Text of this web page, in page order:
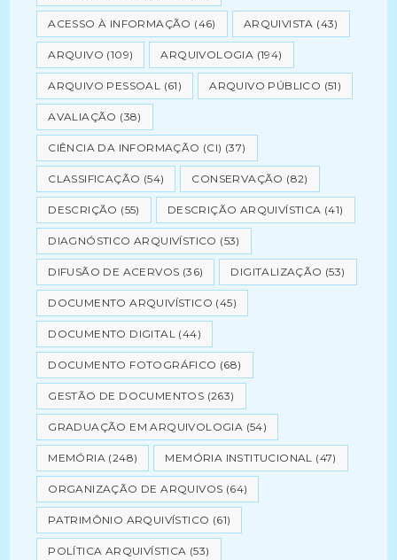
ACESSO À INFORMAÇÃO (46) ARQUIVISTA (43)
ARQUIVO (109) ARQUIVOLOGIA (194)
ARQUIVO PESSOAL (61) ARQUIVO PÚBLICO (51)
AVALIAÇÃO (38)
CIÊNCIA DA INFORMAÇÃO (CI) (37)
CLASSIFICAÇÃO (54) CONSERVAÇÃO (82)
DESCRIÇÃO (55) DESCRIÇÃO ARQUIVÍSTICA (41)
DIAGNÓSTICO ARQUIVÍSTICO (53)
DIFUSÃO DE ACERVOS (36) DIGITALIZAÇÃO (53)
DOCUMENTO ARQUIVÍSTICO (45)
DOCUMENTO DIGITAL (44)
DOCUMENTO FOTOGRÁFICO (68)
GESTÃO DE DOCUMENTOS (263)
GRADUAÇÃO EM ARQUIVOLOGIA (54)
MEMÓRIA (248) MEMÓRIA INSTITUCIONAL (47)
ORGANIZAÇÃO DE ARQUIVOS (64)
PATRIMÔNIO ARQUIVÍSTICO (61)
POLÍTICA ARQUIVÍSTICA (53)